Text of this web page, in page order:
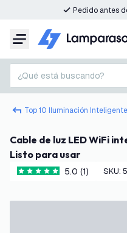
Pedido antes
Menú
¿Qué está buscando?
Top 10 Iluminación Inteligente
Cable de luz LED WiFi inteligente Calex - RGB - IP44 -
Listo para usar
5 estrellas de puntuación
5.0 (1) SKU: